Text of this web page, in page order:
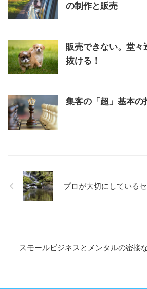
の制作と販売
販売できない。堂々
抜ける！
集客の「超」基本の
プロが大切にしているセ
スモールビジネスとメンタルの密接